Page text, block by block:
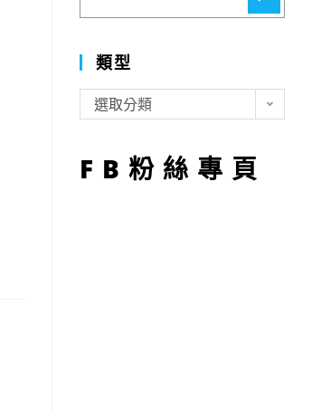
類型
型
選取分類
FB粉絲專頁